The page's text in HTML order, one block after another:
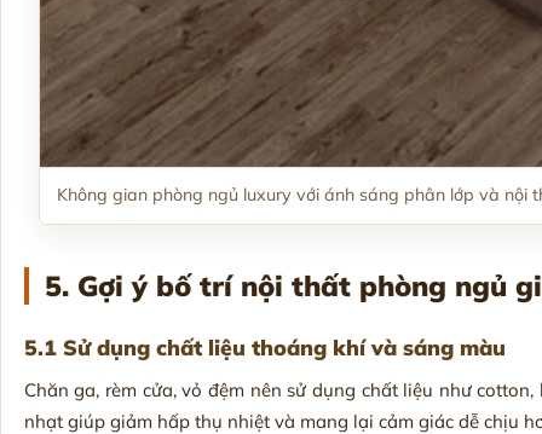
Không gian phòng ngủ luxury với ánh sáng phân lớp và nội
5. Gợi ý bố trí nội thất phòng ngủ
5.1 Sử dụng chất liệu thoáng khí và sáng màu
Chăn ga, rèm cửa, vỏ đệm nên sử dụng chất liệu như
nhạt giúp giảm hấp thụ nhiệt và mang lại cảm giác dễ chịu